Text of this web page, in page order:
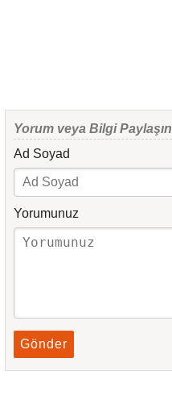
Yorum veya Bilgi Paylaşın
Ad Soyad
Yorumunuz
Gönder